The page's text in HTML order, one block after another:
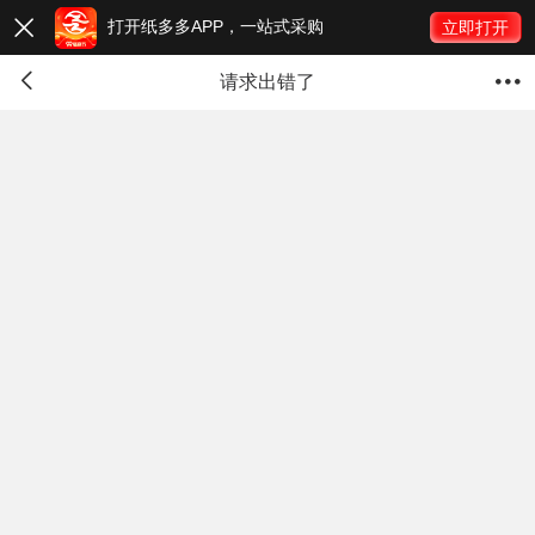
 打开纸多多APP，一站式采购 立即打开
 请求出错了 